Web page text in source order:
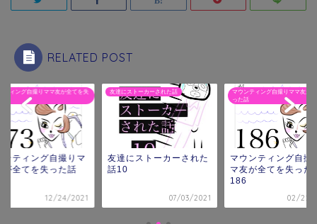
RELATED POST
ティング自撮りママ友が全てを失
ンティング自撮りマ
が全てを失った話
12/24/2021
友達にストーカーされた話
友達にストーカーされた
話10
07/03/2021
マウンティング自撮りママ友が
った話
マウンティング自撮
マ友が全てを失った
186
02/22/